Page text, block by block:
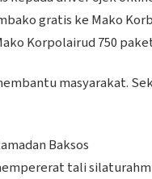
gratis ke Mako
Korpolairud 750
masyarakat.
Baksos
tali